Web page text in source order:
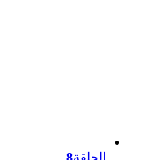
الحلقة8